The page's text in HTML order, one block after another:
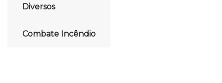
Diversos
Combate Incêndio